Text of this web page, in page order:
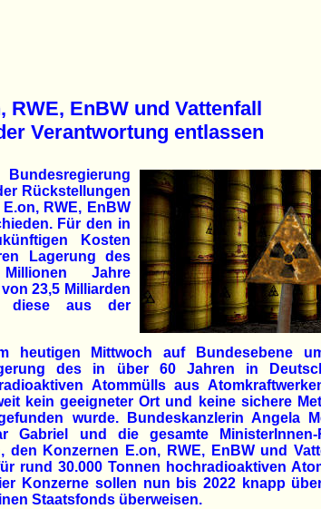
RWE, EnBW und Vattenfall
Verantwortung entlassen
Rückstellungen
RWE, EnBW
Für den in
Kosten
Lagerung des
Jahre
23,5 Milliarden
diese aus der
heutigen Mittwoch auf Bundesebene
des in über 60 Jahren in
Atommülls aus
kein geeigneter Ort und keine sichere
wurde. Bundeskanzlerin Angela
Gabriel und die gesamte MinisterInnen-
den Konzernen E.on, RWE, EnBW und
rund 30.000 Tonnen hochradioaktiven
Konzerne sollen nun bis 2022 knapp
Staatsfonds überweisen.